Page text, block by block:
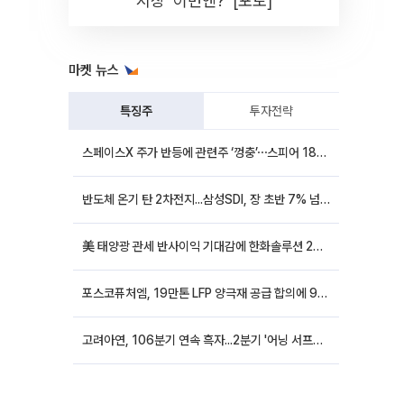
마켓 뉴스
특징주 투자전략
스페이스X 주가 반등에 관련주 ‘껑충’⋯스피어 18%ㆍ에이치브이엠 12%↑
반도체 온기 탄 2차전지...삼성SDI, 장 초반 7% 넘게 껑충
美 태양광 관세 반사이익 기대감에 한화솔루션 20%대·OCI홀딩스 14%대 급등
포스코퓨처엠, 19만톤 LFP 양극재 공급 합의에 9%대 강세
고려아연, 106분기 연속 흑자...2분기 '어닝 서프라이즈'에 장 초반 12%대 강세